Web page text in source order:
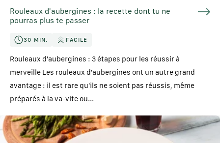
Rouleaux d'aubergines : la recette dont tu ne
pourras plus te passer
30 MIN. FACILE
Rouleaux d'aubergines : 3 étapes pour les réussir à
merveille Les rouleaux d'aubergines ont un autre grand
avantage : il est rare qu'ils ne soient pas réussis, même
préparés à la va-vite ou...